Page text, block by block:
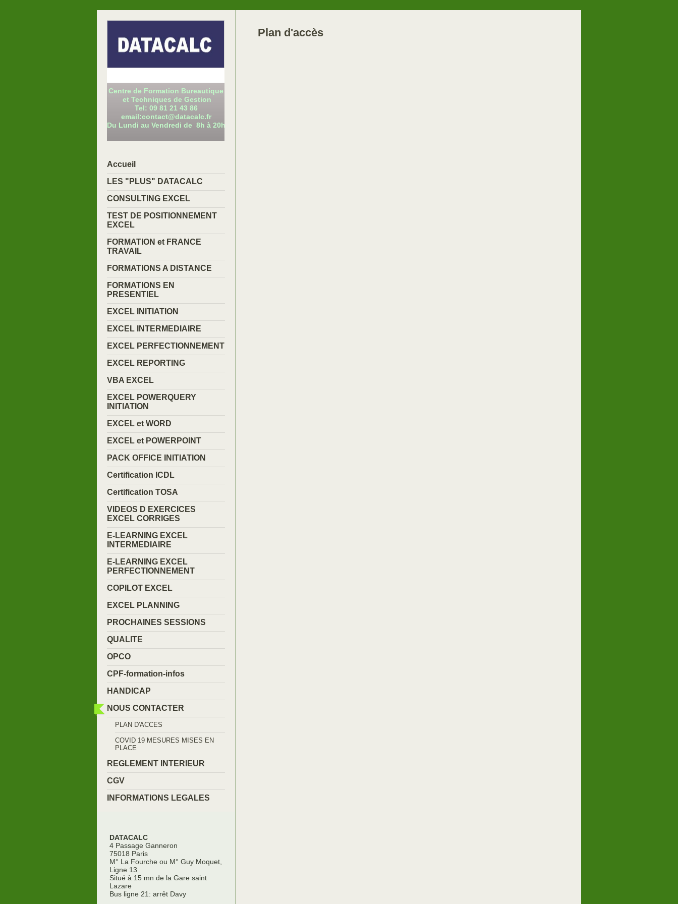
Centre de Formation Bureautique
et Techniques de Gestion
Tel: 09 81 21 43 86
email:contact@datacalc.fr
Du Lundi au Vendredi de 8h à 20h
Accueil
LES "PLUS" DATACALC
CONSULTING EXCEL
TEST DE POSITIONNEMENT
EXCEL
FORMATION et FRANCE
TRAVAIL
FORMATIONS A DISTANCE
FORMATIONS EN
PRESENTIEL
EXCEL INITIATION
EXCEL INTERMEDIAIRE
EXCEL PERFECTIONNEMENT
EXCEL REPORTING
VBA EXCEL
EXCEL POWERQUERY
INITIATION
EXCEL et WORD
EXCEL et POWERPOINT
PACK OFFICE INITIATION
Certification ICDL
Certification TOSA
VIDEOS D EXERCICES
EXCEL CORRIGES
E-LEARNING EXCEL
INTERMEDIAIRE
E-LEARNING EXCEL
PERFECTIONNEMENT
COPILOT EXCEL
EXCEL PLANNING
PROCHAINES SESSIONS
QUALITE
OPCO
CPF-formation-infos
HANDICAP
NOUS CONTACTER
PLAN D'ACCES
COVID 19 MESURES MISES EN
PLACE
REGLEMENT INTERIEUR
CGV
INFORMATIONS LEGALES
DATACALC
4 Passage Ganneron
75018 Paris
M° La Fourche ou M° Guy Moquet,
Ligne 13
Situé à 15 mn de la Gare saint
Lazare
Bus ligne 21: arrêt Davy
Plan d'accès